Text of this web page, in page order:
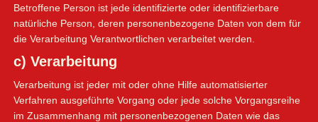
Betroffene Person ist jede identifizierte oder identifizierbare
natürliche Person, deren personenbezogene Daten von dem für
die Verarbeitung Verantwortlichen verarbeitet werden.
c) Verarbeitung
Verarbeitung ist jeder mit oder ohne Hilfe automatisierter
Verfahren ausgeführte Vorgang oder jede solche Vorgangsreihe
im Zusammenhang mit personenbezogenen Daten wie das